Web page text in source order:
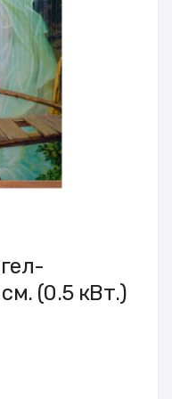
(0.5 кВт.)